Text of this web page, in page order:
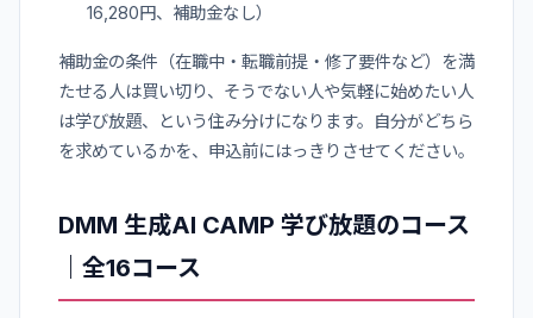
16,280円、補助金なし）
補助金の条件（在職中・転職前提・修了要件など）を満
たせる人は買い切り、そうでない人や気軽に始めたい人
は学び放題、という住み分けになります。自分がどちら
を求めているかを、申込前にはっきりさせてください。
DMM 生成AI CAMP 学び放題のコース
｜全16コース